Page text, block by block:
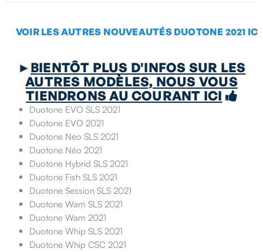
VOIR LES AUTRES NOUVEAUTÉS DUOTONE 2021 ICI
►BIENTÔT PLUS D'INFOS SUR LES
AUTRES MODÈLES, NOUS VOUS
TIENDRONS AU COURANT ICI 
Duotone EVO SLS 2021
Duotone EVO 2021
Duotone Néo SLS 2021
Duotone Néo 2021
Duotone Hybrid SLS 2021
Duotone Fish SLS 2021
Duotone Session SLS 2021
Duotone Wam SLS 2021
Duotone Wam 2021
Duotone Whip SLS 2021
Duotone Whip CSC 2021